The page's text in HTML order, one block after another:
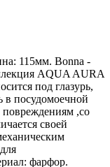
115мм. Bonna -
AQUA AURA
под глазурь,
в посудомоечной
,со
своей
фарфор.